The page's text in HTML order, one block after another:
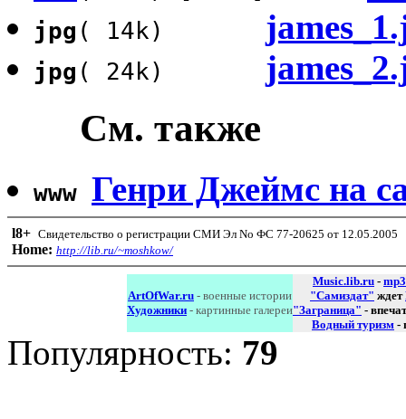
jpg ( 14k)
jpg ( 24k)
См. также
www Генри Джеймс на
l8+ Свидетельство о регистрации СМИ Эл No ФС 77-20625 от 12.05.2005
Home: http://lib.ru/~moshkow/
ArtOfWar.ru - военные истории
Художники - картинные галереи
Music.lib.ru - mp3
"Самиздат" ждет
"Заграница" -
Водный туризм -
Популярность: 79